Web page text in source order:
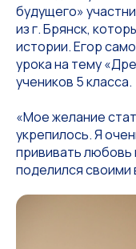
будущего»
из г. Брянск,
истории. Егор
урока на тему
учеников 5 класса.
«Мое желание
укрепилось. Я
прививать любовь
поделился своими